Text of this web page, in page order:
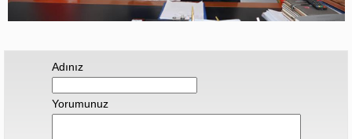
Adınız
Yorumunuz